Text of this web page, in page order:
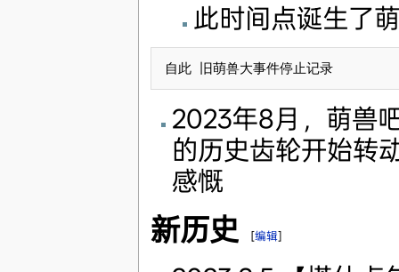
此时间点诞生了
自此 旧萌兽大事件停止记录
2023年8月，萌兽
的历史齿轮开始转
感慨
新历史 [编辑]